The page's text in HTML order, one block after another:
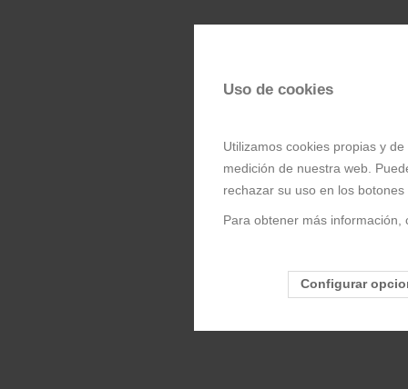
Uso de cookies
Utilizamos cookies propias y
medición de nuestra web.
rechazar su uso en los
Para obtener más
Configurar